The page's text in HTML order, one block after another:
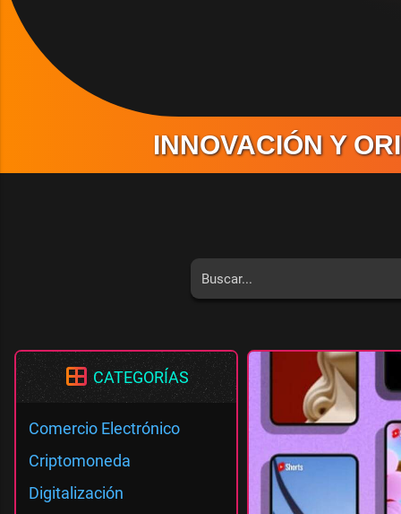
INNOVACIÓN Y
CATEGORÍAS
Comercio Electrónico
Criptomoneda
Digitalización